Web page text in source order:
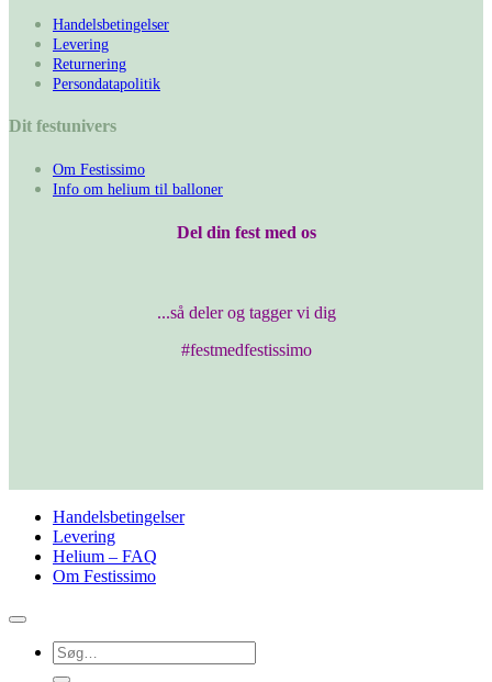
Handelsbetingelser
Levering
Returnering
Persondatapolitik
Dit festunivers
Om Festissimo
Info om helium til balloner
Del din fest med os
...så deler og tagger vi dig
#festmedfestissimo
Handelsbetingelser
Levering
Helium – FAQ
Om Festissimo
Søg
efter: